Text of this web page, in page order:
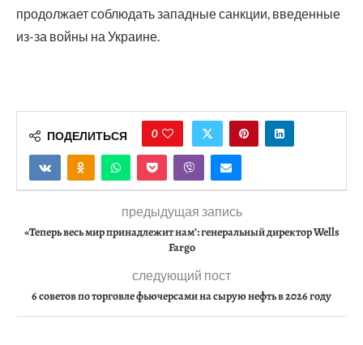
продолжает соблюдать западные санкции, введенные
из-за войны на Украине.
ПОДЕЛИТЬСЯ 0
предыдущая запись
«Теперь весь мир принадлежит нам’: генеральный директор Wells
Fargo
следующий пост
6 советов по торговле фьючерсами на сырую нефть в 2026 году